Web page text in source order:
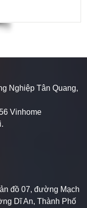
Nghiệp Tân Quang,
Vinhome
đồ 07, đường Mạch
Dĩ An, Thành Phố